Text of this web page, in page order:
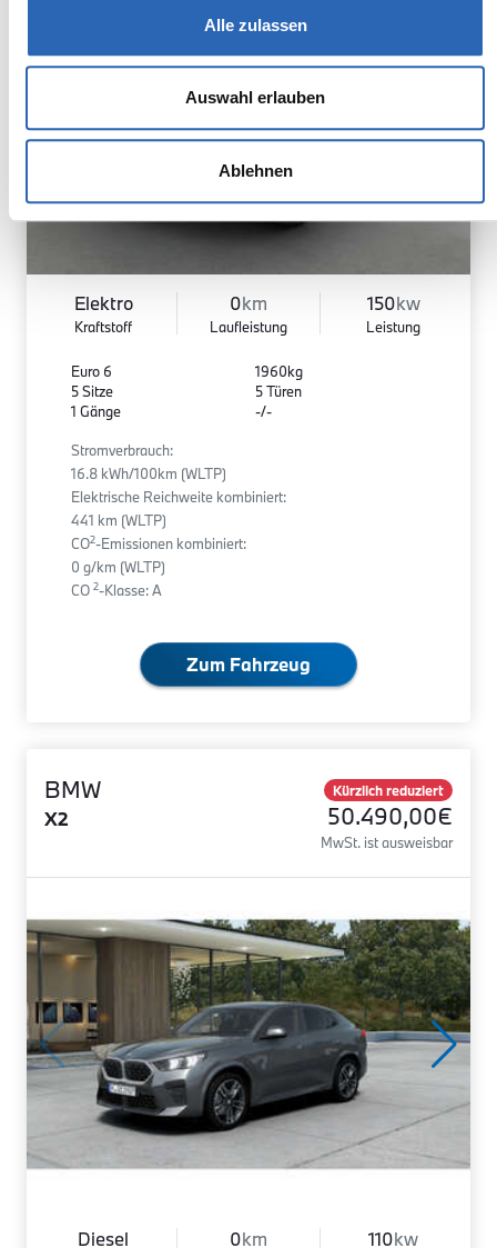
Alle zulassen
Auswahl erlauben
Ablehnen
Elektro
Kraftstoff
0km
Laufleistung
150kw
Leistung
Euro 6
5 Sitze
1 Gänge
1960kg
5 Türen
-/-
Stromverbrauch:
16.8 kWh/100km (WLTP)
Elektrische Reichweite kombiniert:
441 km (WLTP)
CO2-Emissionen kombiniert:
0 g/km (WLTP)
CO 2-Klasse: A
Zum Fahrzeug
BMW
X2
Kürzlich reduziert
50.490,00€
MwSt. ist ausweisbar
Diesel 0km 110kw